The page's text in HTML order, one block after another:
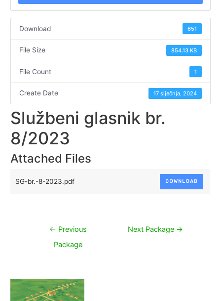
Download 651
File Size 854.13 KB
File Count 1
Create Date 17 siječnja, 2024
Službeni glasnik br.
8/2023
Attached Files
SG-br.-8-2023.pdf DOWNLOAD
Navigacija
← Previous
Package
Next Package →